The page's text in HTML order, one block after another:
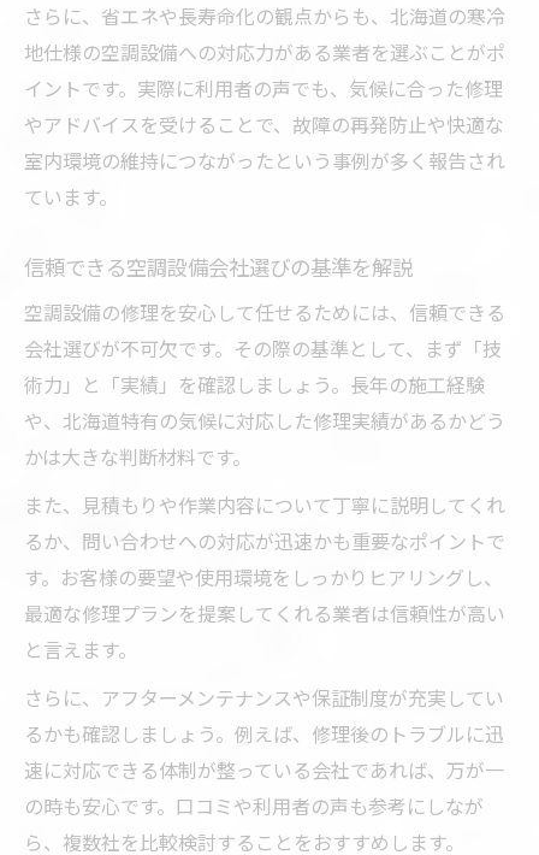
よう
省エネと長寿命化を叶える修理対応の秘訣
空調設備修理で省エネ効果を高める最新技
術
空調設備修理後のメンテナンスで省エネを
実現
北海道の気候に適した空調設備修理の工夫
とは
省エネ診断を活用した空調設備修理の進め
方
安心して修理を任せるための技術力チェック法
空調設備修理会社の技術力を見抜くポイン
ト
修理実績からわかる空調設備技術者の信頼
度
空調設備修理の見積内容で技術力を判断す
る
最新設備に対応できる空調設備修理会社の
特徴
さらに、省エネや長寿命化の観点からも、北海道の寒冷
地仕様の空調設備への対応力がある業者を選ぶことがポ
イントです。実際に利用者の声でも、気候に合った修理
やアドバイスを受けることで、故障の再発防止や快適な
室内環境の維持につながったという事例が多く報告され
ています。
信頼できる空調設備会社選びの基準を解説
空調設備の修理を安心して任せるためには、信頼できる
会社選びが不可欠です。その際の基準として、まず「技
術力」と「実績」を確認しましょう。長年の施工経験
や、北海道特有の気候に対応した修理実績があるかどう
かは大きな判断材料です。
また、見積もりや作業内容について丁寧に説明してくれ
るか、問い合わせへの対応が迅速かも重要なポイントで
す。お客様の要望や使用環境をしっかりヒアリングし、
最適な修理プランを提案してくれる業者は信頼性が高い
と言えます。
さらに、アフターメンテナンスや保証制度が充実してい
るかも確認しましょう。例えば、修理後のトラブルに迅
速に対応できる体制が整っている会社であれば、万が一
の時も安心です。口コミや利用者の声も参考にしなが
ら、複数社を比較検討することをおすすめします。